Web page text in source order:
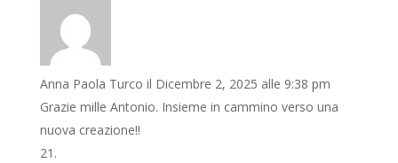
Anna Paola Turco il Dicembre 2, 2025 alle 9:38 pm
Grazie mille Antonio. Insieme in cammino verso una
nuova creazione!!